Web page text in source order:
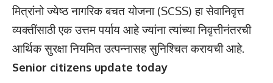
मित्रांनो ज्येष्ठ नागरिक बचत योजना (SCSS) हा सेवानिवृत्त
व्यक्तींसाठी एक उत्तम पर्याय आहे ज्यांना त्यांच्या निवृत्तीनंतरची
आर्थिक सुरक्षा नियमित उत्पन्नासह सुनिश्चित करायची आहे.
Senior citizens update today